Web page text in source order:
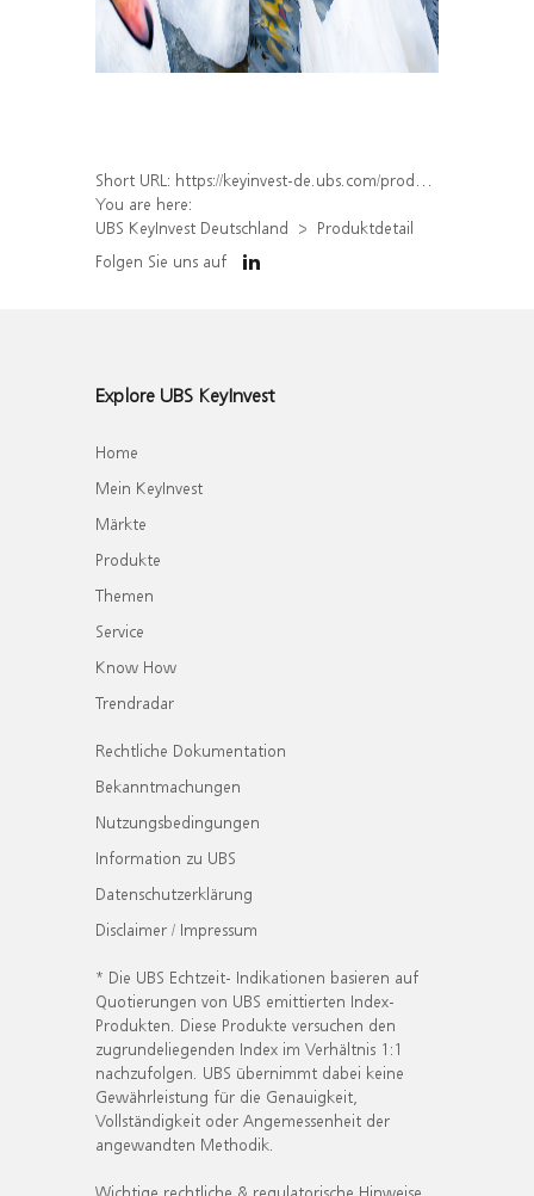
Short URL: https://keyinvest-de.ubs.com/produkt/detail/index/isin/DE000WA7T1T8
You are here:
UBS KeyInvest Deutschland
Produktdetail
Folgen Sie uns auf
Explore UBS KeyInvest
Home
Mein KeyInvest
Märkte
Produkte
Themen
Service
Know How
Trendradar
Rechtliche Dokumentation
Bekanntmachungen
Nutzungsbedingungen
Information zu UBS
Datenschutzerklärung
Disclaimer / Impressum
* Die UBS Echtzeit- Indikationen basieren auf
Quotierungen von UBS emittierten Index-
Produkten. Diese Produkte versuchen den
zugrundeliegenden Index im Verhältnis 1:1
nachzufolgen. UBS übernimmt dabei keine
Gewährleistung für die Genauigkeit,
Vollständigkeit oder Angemessenheit der
angewandten Methodik.